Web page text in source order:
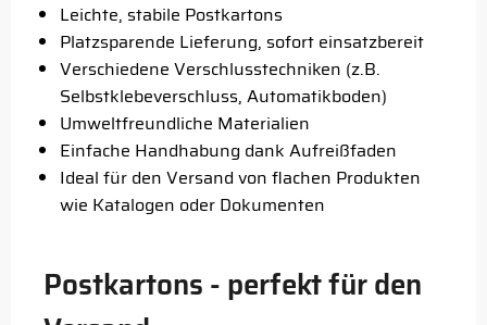
Leichte, stabile Postkartons
Platzsparende Lieferung, sofort einsatzbereit
Verschiedene Verschlusstechniken (z.B.
Selbstklebeverschluss, Automatikboden)
Umweltfreundliche Materialien
Einfache Handhabung dank Aufreißfaden
Ideal für den Versand von flachen Produkten
wie Katalogen oder Dokumenten
Postkartons - perfekt für den